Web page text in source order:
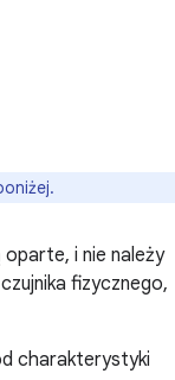
i nie należy
fizycznego,
charakterystyki